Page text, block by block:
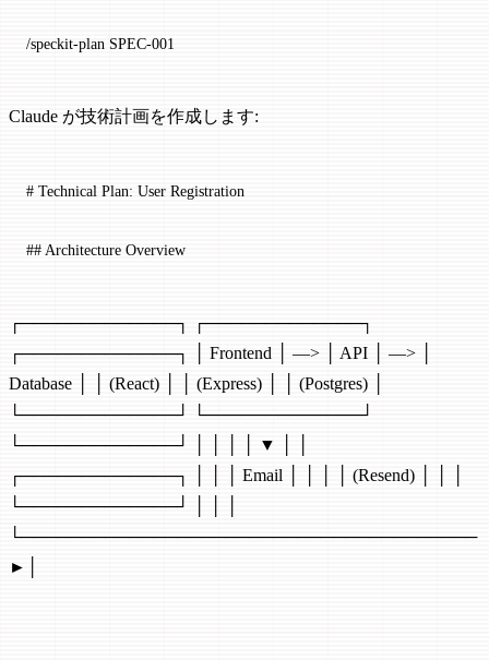
/speckit-plan SPEC-001
Claude が技術計画を作成します:
# Technical Plan: User Registration
## Architecture Overview
┌─────────────┐ ┌─────────────┐
┌─────────────┐ │ Frontend │ —> │ API │ —> │
Database │ │ (React) │ │ (Express) │ │ (Postgres) │
└─────────────┘ └─────────────┘
└─────────────┘ │ │ │ │ ▼ │ │
┌─────────────┐ │ │ │ Email │ │ │ │ (Resend) │ │ │
└─────────────┘ │ │ │
└──────────────────────────────────────
►│